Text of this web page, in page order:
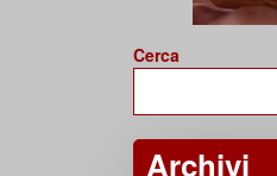
Cerca
Archivi